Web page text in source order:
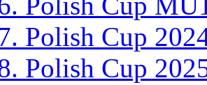
Polish Cup
Polish Cup